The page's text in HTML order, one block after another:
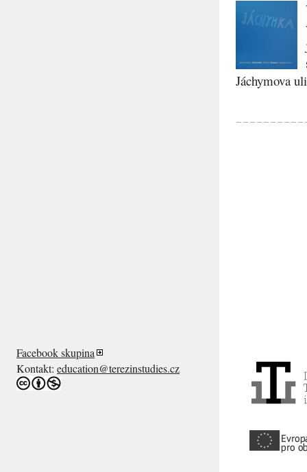
Jáchymova
Facebook skupina
Kontakt: education@terezinstudies.cz